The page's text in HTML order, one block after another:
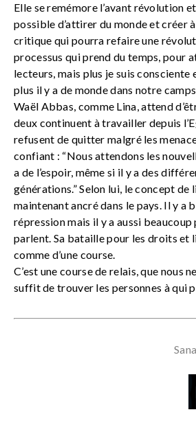
Elle se remémore l’avant révolution et
possible d’attirer du monde et créer
critique qui pourra refaire une
processus qui prend du temps, pour
lecteurs, mais plus je suis consciente
plus il y a de monde dans notre
Waël Abbas, comme Lina, attend
deux continuent à travailler depuis
refusent de quitter malgré les
confiant : “Nous attendons les
a de l’espoir, même si il y a des
générations.” Selon lui, le concept de
maintenant ancré dans le pays. Il y a
répression mais il y a aussi beaucoup
parlent. Sa bataille pour les droits et
comme d’une course.
C’est une course de relais, que nous
suffit de trouver les personnes à qui